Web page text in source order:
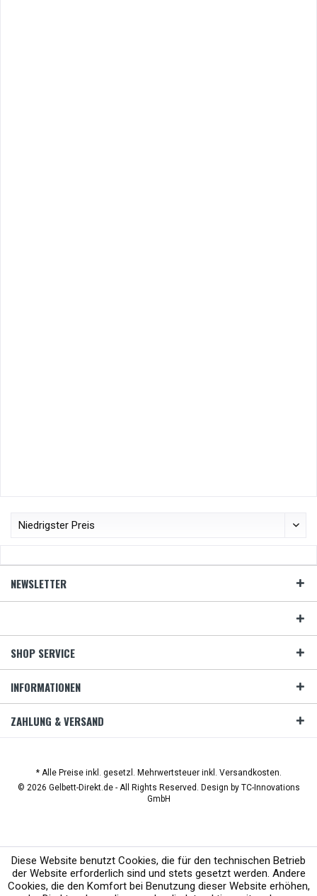
NEWSLETTER
SHOP SERVICE
INFORMATIONEN
ZAHLUNG & VERSAND
* Alle Preise inkl. gesetzl. Mehrwertsteuer inkl. Versandkosten.
© 2026 Gelbett-Direkt.de - All Rights Reserved. Design by TC-Innovations
GmbH
Diese Website benutzt Cookies, die für den technischen Betrieb
der Website erforderlich sind und stets gesetzt werden. Andere
Cookies, die den Komfort bei Benutzung dieser Website erhöhen,